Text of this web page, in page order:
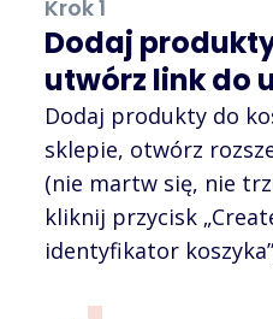
Krok 1
Dodaj
utwórz link do
Dodaj produkty do
sklepie, otwórz
(nie martw się, nie
kliknij przycisk
identyfikator